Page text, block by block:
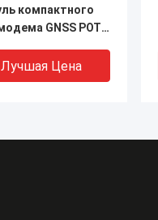
компактного
GNSS POT
Лучшая Цена